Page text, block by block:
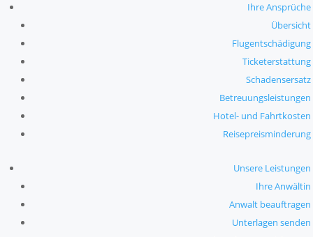
Ihre Ansprüche
Übersicht
Flugentschädigung
Ticketerstattung
Schadensersatz
Betreuungsleistungen
Hotel- und Fahrtkosten
Reisepreisminderung
Unsere Leistungen
Ihre Anwältin
Anwalt beauftragen
Unterlagen senden